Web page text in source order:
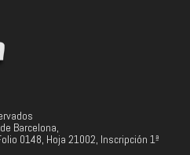
Barcelona,
0148, Hoja 21002, Inscripción 1ª